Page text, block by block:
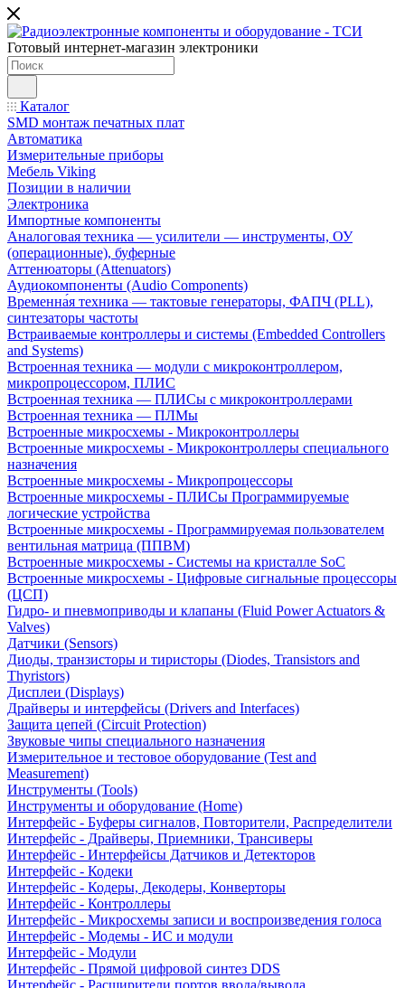
Готовый интернет-магазин электроники
Каталог
SMD монтаж печатных плат
Автоматика
Измерительные приборы
Мебель Viking
Позиции в наличии
Электроника
Импортные компоненты
Аналоговая техника — усилители — инструменты, ОУ
(операционные), буферные
Аттенюаторы (Attenuators)
Аудиокомпоненты (Audio Components)
Временна́я техника — тактовые генераторы, ФАПЧ (PLL),
синтезаторы частоты
Встраиваемые контроллеры и системы (Embedded Controllers
and Systems)
Встроенная техника — модули с микроконтроллером,
микропроцессором, ПЛИС
Встроенная техника — ПЛИСы с микроконтроллерами
Встроенная техника — ПЛМы
Встроенные микросхемы - Микроконтроллеры
Встроенные микросхемы - Микроконтроллеры специального
назначения
Встроенные микросхемы - Микропроцессоры
Встроенные микросхемы - ПЛИСы Программируемые
логические устройства
Встроенные микросхемы - Программируемая пользователем
вентильная матрица (ППВМ)
Встроенные микросхемы - Системы на кристалле SoC
Встроенные микросхемы - Цифровые сигнальные процессоры
(ЦСП)
Гидро- и пневмоприводы и клапаны (Fluid Power Actuators &
Valves)
Датчики (Sensors)
Диоды, транзисторы и тиристоры (Diodes, Transistors and
Thyristors)
Дисплеи (Displays)
Драйверы и интерфейсы (Drivers and Interfaces)
Защита цепей (Circuit Protection)
Звуковые чипы специального назначения
Измерительное и тестовое оборудование (Test and
Measurement)
Инструменты (Tools)
Инструменты и оборудование (Home)
Интерфейс - Буферы сигналов, Повторители, Распределители
Интерфейс - Драйверы, Приемники, Трансиверы
Интерфейс - Интерфейсы Датчиков и Детекторов
Интерфейс - Кодеки
Интерфейс - Кодеры, Декодеры, Конверторы
Интерфейс - Контроллеры
Интерфейс - Микросхемы записи и воспроизведения голоса
Интерфейс - Модемы - ИС и модули
Интерфейс - Модули
Интерфейс - Прямой цифровой синтез DDS
Интерфейс - Расширители портов ввода/вывода